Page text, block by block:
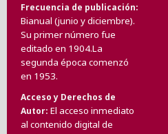
Frecuencia de publicación
Bianual (junio y diciembre).
Su primer número fue
editado en 1904.La
segunda época comenzó
en 1953.
Acceso y Derechos de
Autor El acceso inmediato
al contenido digital de